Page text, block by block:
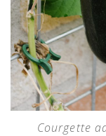
Courgette